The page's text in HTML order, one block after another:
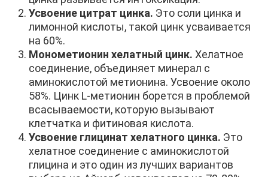
Усвоение цитрат цинка. Это соли цинка и
лимонной кислоты, такой цинк усваивается
на 60%.
Монометионин хелатный цинк. Хелатное
соединение, объединяет минерал с
аминокислотой метионина. Усвоение около
58%. Цинк L-метионин борется в проблемой
всасываемости, которую вызывают
клетчатка и фитиновая кислота.
Усвоение глицинат хелатного цинка. Это
хелатное соединение с аминокислотой
глицина и это один из лучших вариантов